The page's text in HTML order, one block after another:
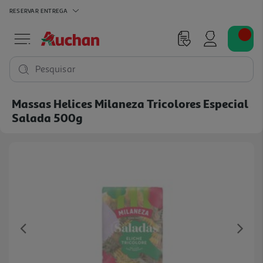
RESERVAR ENTREGA
Pesquisar
Massas Helices Milaneza Tricolores Especial
Salada 500g
Previous